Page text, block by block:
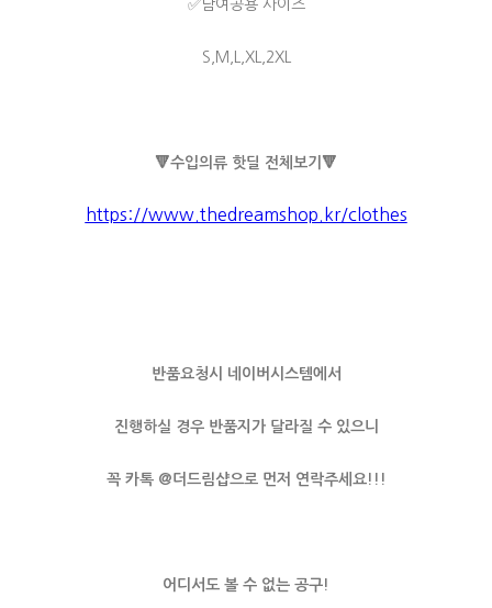
✅남여공용 사이즈
S,M,L,XL,2XL
🔻수입의류 핫딜 전체보기🔻
https://www.thedreamshop.kr/clothes
반품요청시 네이버시스템에서
진행하실 경우 반품지가 달라질 수 있으니
꼭 카톡 @더드림샵으로 먼저 연락주세요!!!
어디서도 볼 수 없는 공구!